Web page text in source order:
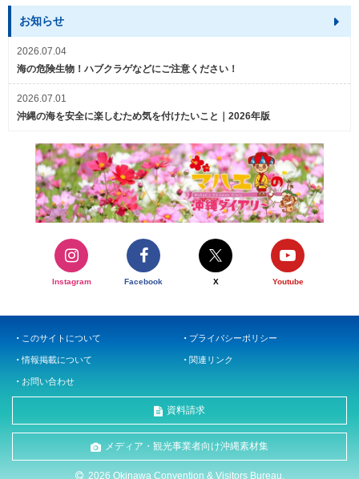
お知らせ
2026.07.04
海の危険生物！ハブクラゲなどにご注意ください！
2026.07.01
沖縄の海を安全に楽しむため気を付けたいこと｜2026年版
Instagram Facebook X Youtube
このサイトについて プライバシーポリシー
情報掲載について 関連リンク
お問い合わせ
資料請求
メディア・観光事業者向け沖縄素材集
2026 Okinawa Convention & Visitors Bureau.